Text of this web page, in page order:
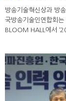
방송기술혁신상과 방
국방송기술인연합회
BLOOM HALL에서